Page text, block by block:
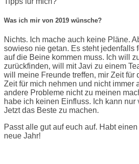
Was ich mir von 2019 wünsche?
Nichts. Ich mache auch keine Pläne.
sowieso nie getan. Es steht jedenfalls
auf die Beine kommen muss. Ich will
zurückfinden, will mit Javi zu einem
will meine Freunde treffen, mir Zeit für
Zeit für mich nehmen und nicht immer
andere Probleme nicht zu meinen
habe ich keinen Einfluss. Ich kann nur
Jetzt das Beste zu machen.
Passt alle gut auf euch auf. Habt
neue Jahr!